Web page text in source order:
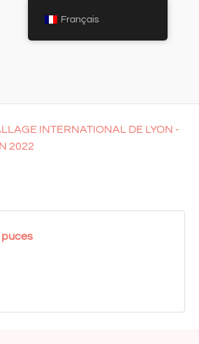
INTERNATIONAL DE LYON -
2022
puces
Français